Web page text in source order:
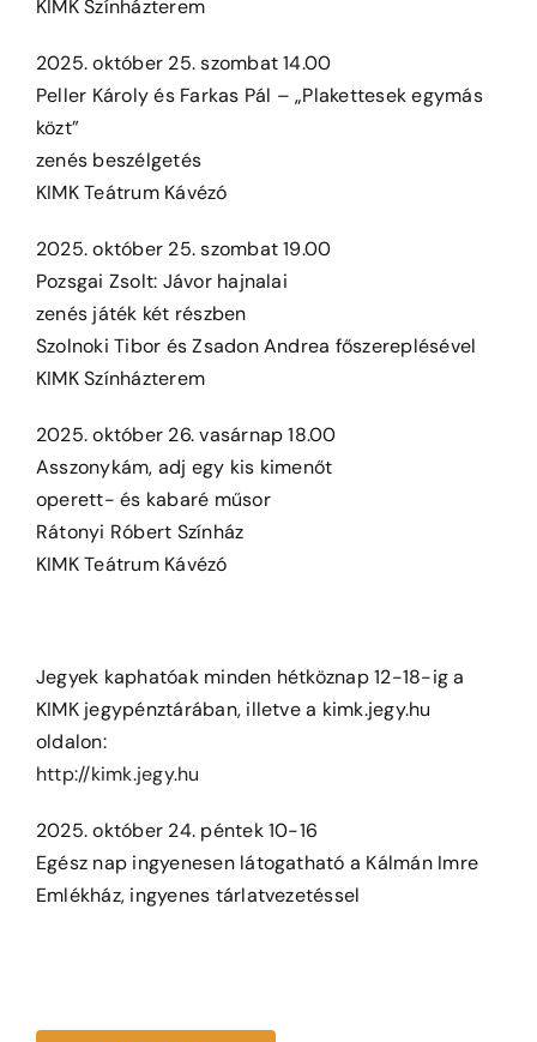
KIMK Színházterem
2025. október 25. szombat 14.00
Peller Károly és Farkas Pál – „Plakettesek egymás
közt”
zenés beszélgetés
KIMK Teátrum Kávézó
2025. október 25. szombat 19.00
Pozsgai Zsolt: Jávor hajnalai
zenés játék két részben
Szolnoki Tibor és Zsadon Andrea főszereplésével
KIMK Színházterem
2025. október 26. vasárnap 18.00
Asszonykám, adj egy kis kimenőt
operett- és kabaré műsor
Rátonyi Róbert Színház
KIMK Teátrum Kávézó
Jegyek kaphatóak minden hétköznap 12-18-ig a
KIMK jegypénztárában, illetve a kimk.jegy.hu
oldalon:
http://kimk.jegy.hu
2025. október 24. péntek 10-16
Egész nap ingyenesen látogatható a Kálmán Imre
Emlékház, ingyenes tárlatvezetéssel